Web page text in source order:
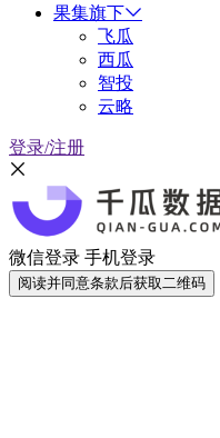
果集旗下
飞瓜
西瓜
智投
云略
登录/注册
微信登录 手机登录
阅读并同意条款后获取二维码